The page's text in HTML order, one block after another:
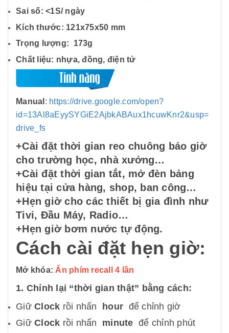
Sai số: <1S/ ngày
Kích thước: 121x75x50 mm
Trọng lượng: 173g
Chất liệu: nhựa, đồng, điện tử
Manual : https://drive.google.com/open?
id=13Al8aEyySYGiE2AjbkABAux1hcuwKnr2&usp=
drive_fs
+Cài đặt thời gian reo chuông báo giờ
cho trường học, nhà xưởng…
+Cài đặt thời gian tắt, mở đèn bảng
hiệu tại cửa hàng, shop, ban công…
+Hẹn giờ cho các thiết bị gia đình như
Tivi, Đầu Máy, Radio…
+Hẹn giờ bơm nước tự động.
Cách cài đặt hẹn giờ:
Mở khóa: Ấn phím recall 4 lần
1. Chỉnh lại “thời gian thật” bằng cách:
Giữ Clock rồi nhấn hour để chỉnh giờ
Giữ Clock rồi nhấn minute để chỉnh phút